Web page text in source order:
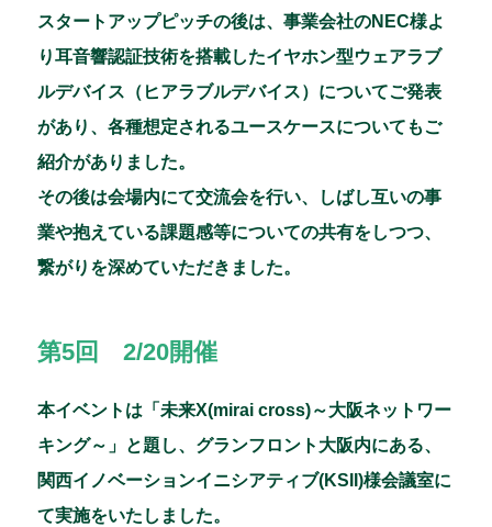
スタートアップピッチの後は、事業会社のNEC様よ
り耳音響認証技術を搭載したイヤホン型ウェアラブ
ルデバイス（ヒアラブルデバイス）についてご発表
があり、各種想定されるユースケースについてもご
紹介がありました。
その後は会場内にて交流会を行い、しばし互いの事
業や抱えている課題感等についての共有をしつつ、
繋がりを深めていただきました。
第5回 2/20開催
本イベントは「未来X(mirai cross)～大阪ネットワー
キング～」と題し、グランフロント大阪内にある、
関西イノベーションイニシアティブ(KSII)様会議室に
て実施をいたしました。